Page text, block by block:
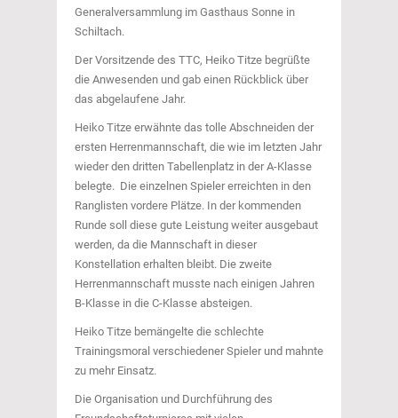
Generalversammlung im Gasthaus Sonne in
Schiltach.
Der Vorsitzende des TTC, Heiko Titze begrüßte
die Anwesenden und gab einen Rückblick über
das abgelaufene Jahr.
Heiko Titze erwähnte das tolle Abschneiden der
ersten Herrenmannschaft, die wie im letzten Jahr
wieder den dritten Tabellenplatz in der A-Klasse
belegte. Die einzelnen Spieler erreichten in den
Ranglisten vordere Plätze. In der kommenden
Runde soll diese gute Leistung weiter ausgebaut
werden, da die Mannschaft in dieser
Konstellation erhalten bleibt. Die zweite
Herrenmannschaft musste nach einigen Jahren
B-Klasse in die C-Klasse absteigen.
Heiko Titze bemängelte die schlechte
Trainingsmoral verschiedener Spieler und mahnte
zu mehr Einsatz.
Die Organisation und Durchführung des